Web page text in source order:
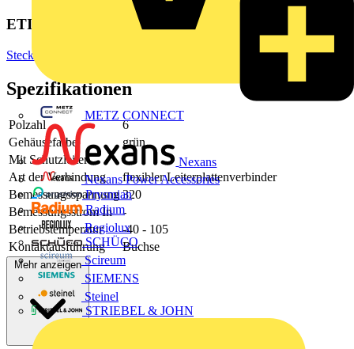
METZ CONNECT
Nexans
Nexans Power Accessories
Prysmian
Radium
Regiolux
SCHÜCO
Scireum
SIEMENS
Steinel
STRIEBEL & JOHN
ETIM Group
Steckverbinder
Spezifikationen
Polzahl
6
Gehäusefarbe
grün
Mit Schutzleiter
-
Art der Verbindung
flexibler Leiterplattenverbinder
Bemessungsspannung 320
Bemessungsstrom In
-
Betriebstemperatur
-40 - 105
Kontaktausführung
Buchse
Mehr anzeigen